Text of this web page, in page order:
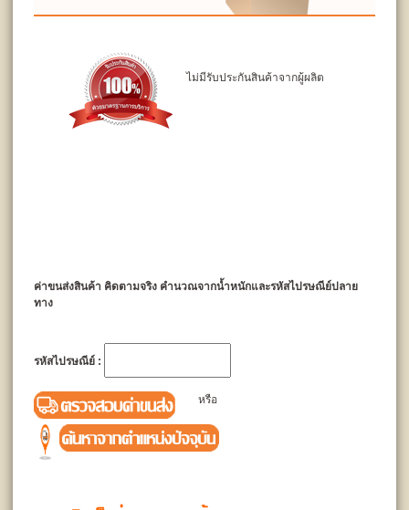
ไม่มีรับประกันสินค้าจากผู้ผลิต
ค่าขนส่งสินค้า คิดตามจริง คำนวณจากน้ำหนักและรหัสไปรษณีย์ปลาย
ทาง
รหัสไปรษณีย์ :
หรือ